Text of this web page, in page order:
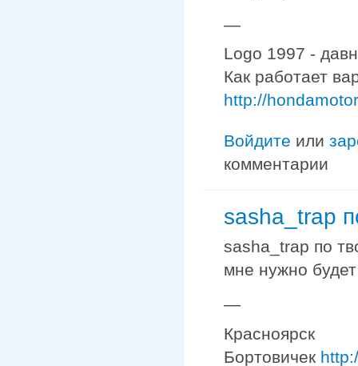
—
Logo 1997 -
Как работает
http://
Войдите или
комментарии
sasha_trap
sasha_trap по
мне нужно
—
Красноярск
Бортовичек